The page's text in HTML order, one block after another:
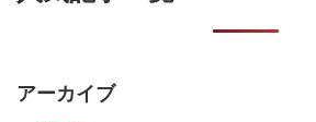
アーカイブ